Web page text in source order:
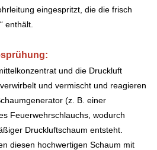
eingespritzt, die die frisch
enthält.
und die Druckluft
und vermischt und reagieren
(z. B. einer
Feuerwehrschlauchs, wodurch
Druckluftschaum entsteht.
diesen hochwertigen Schaum mit